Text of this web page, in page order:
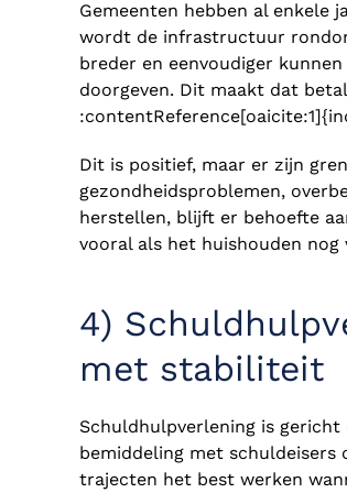
Gemeenten hebben al enkele
wordt de infrastructuur
breder en eenvoudiger
doorgeven. Dit maakt dat
Dit is positief, maar er zijn
gezondheidsproblemen,
herstellen, blijft er behoefte
vooral als het huishouden nog
4)
met stabiliteit
Schuldhulpverlening is
bemiddeling met
trajecten het best werken